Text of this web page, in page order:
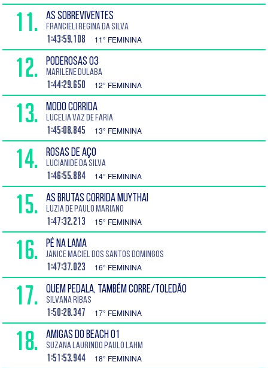
11. AS SOBREVIVENTES
Francieli Regina da Silva
1:43:59.108 11° FEMININA
12. PODEROSAS 03
Marilene Dulaba
1:44:29.650 12° FEMININA
13. MODO CORRIDA
Lucelia Vaz de Faria
1:45:08.845 13° FEMININA
14. ROSAS DE AÇO
Lucianide da Silva
1:46:55.884 14° FEMININA
15. AS BRUTAS CORRIDA MUYTHAI
Luzia de Paulo Mariano
1:47:32.213 15° FEMININA
16. PÉ NA LAMA
Janice Maciel dos Santos Domingos
1:47:37.023 16° FEMININA
17. QUEM PEDALA, TAMBÉM CORRE/TOLEDÃO
Silvana Ribas
1:50:28.347 17° FEMININA
18. AMIGAS DO BEACH 01
Suzana Laurindo Paulo Lahm
1:51:53.944 18° FEMININA